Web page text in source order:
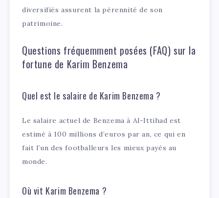
diversifiés assurent la pérennité de son
patrimoine.
Questions fréquemment posées (FAQ) sur la
fortune de Karim Benzema
Quel est le salaire de Karim Benzema ?
Le salaire actuel de Benzema à Al-Ittihad est
estimé à 100 millions d’euros par an, ce qui en
fait l’un des footballeurs les mieux payés au
monde.
Où vit Karim Benzema ?